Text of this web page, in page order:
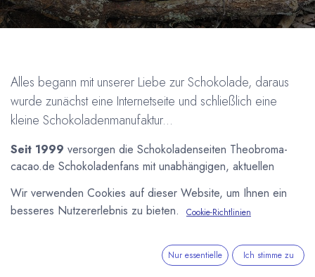
Alles begann mit unserer Liebe zur Schokolade, daraus
wurde zunächst eine Internetseite und schließlich eine
kleine Schokoladenmanufaktur...
Seit 1999 versorgen die Schokoladenseiten Theobroma-
cacao.de Schokoladenfans mit unabhängigen, aktuellen
Informationen und umfangreichem Hintergrundwissen über
Schokolade, Kakao, Pralinen und Co. Ohne Scheuklappen
berichten wir über Gutes und Schlechtes, Altägliches und
stellen wir in unserer Manufaktur selber
Wir verwenden Cookies auf dieser Website, um Ihnen ein
besseres Nutzererlebnis zu bieten.
Cookie-Richtlinien
Nur essentielle Ich stimme zu